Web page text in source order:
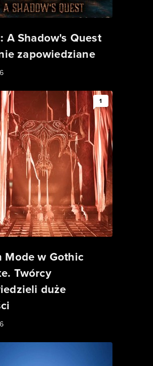
A Shadow's Quest
zapowiedziane
1
Mode w Gothic
Twórcy
duże